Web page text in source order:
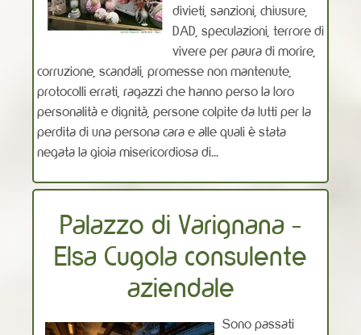
divieti, sanzioni, chiusure,
DAD, speculazioni, terrore di
vivere per paura di morire,
corruzione, scandali, promesse non mantenute,
protocolli errati, ragazzi che hanno perso la loro
personalità e dignità, persone colpite da lutti per la
perdita di una persona cara e alle quali è stata
negata la gioia misericordiosa di...
Palazzo di Varignana -
Elsa Cugola consulente
aziendale
Sono passati